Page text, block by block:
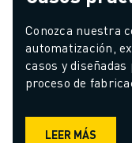
Conozca nuestra
automatización,
casos y
proceso de
LEER MÁS